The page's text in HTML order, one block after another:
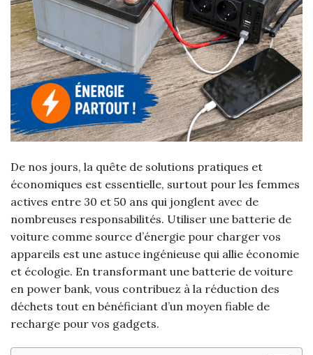
De nos jours, la quête de solutions pratiques et
économiques est essentielle, surtout pour les femmes
actives entre 30 et 50 ans qui jonglent avec de
nombreuses responsabilités. Utiliser une batterie de
voiture comme source d’énergie pour charger vos
appareils est une astuce ingénieuse qui allie économie
et écologie. En transformant une batterie de voiture
en power bank, vous contribuez à la réduction des
déchets tout en bénéficiant d’un moyen fiable de
recharge pour vos gadgets.